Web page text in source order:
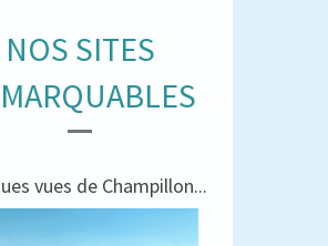
NOS SITES
vues de Champillon...